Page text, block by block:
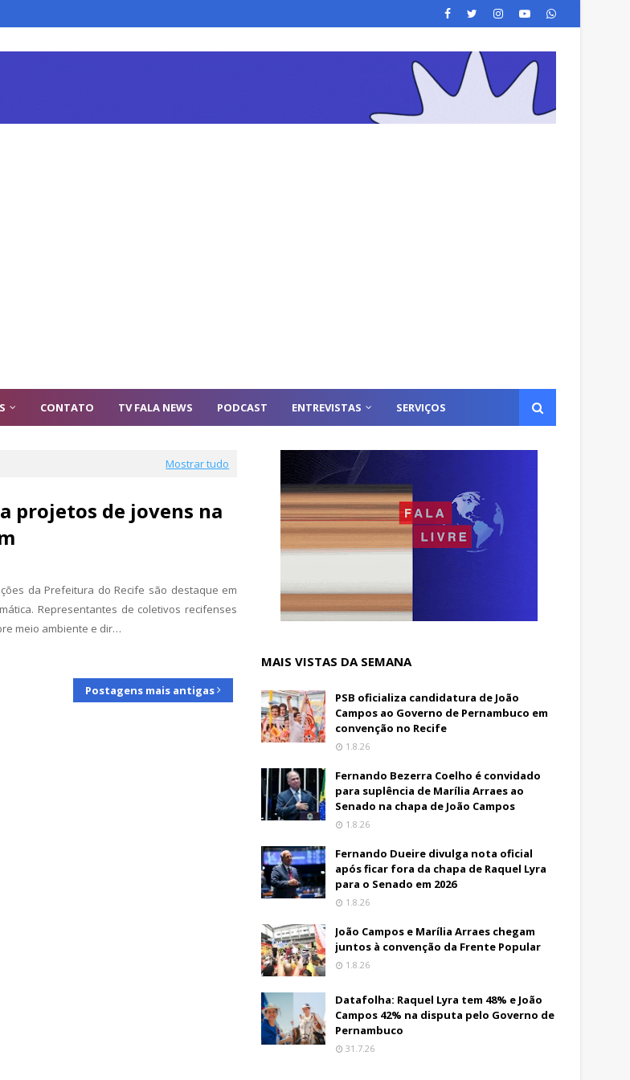
CONTATO TV FALA NEWS PODCAST ENTREVISTAS SERVIÇOS
Mostrar tudo
projetos de jovens na
da Prefeitura do Recife são destaque em
Representantes de coletivos recifenses
meio ambiente e dir…
Postagens mais antigas
MAIS VISTAS DA SEMANA
PSB oficializa candidatura de João
Campos ao Governo de Pernambuco em
convenção no Recife
1.8.26
Fernando Bezerra Coelho é convidado
para suplência de Marília Arraes ao
Senado na chapa de João Campos
1.8.26
Fernando Dueire divulga nota oficial
após ficar fora da chapa de Raquel Lyra
para o Senado em 2026
1.8.26
João Campos e Marília Arraes chegam
juntos à convenção da Frente Popular
1.8.26
Datafolha: Raquel Lyra tem 48% e João
Campos 42% na disputa pelo Governo de
Pernambuco
31.7.26